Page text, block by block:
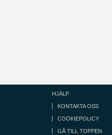
HJÄLP
KONTAKTA OSS
COOKIEPOLICY
GÅ TILL TOPPEN